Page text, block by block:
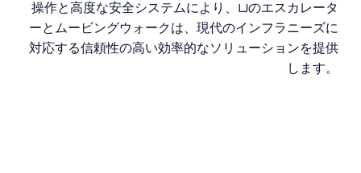
操作と高度な安全システムにより、LJのエスカレータ
ーとムービングウォークは、現代のインフラニーズに
対応する信頼性の高い効率的なソリューションを提供
します。